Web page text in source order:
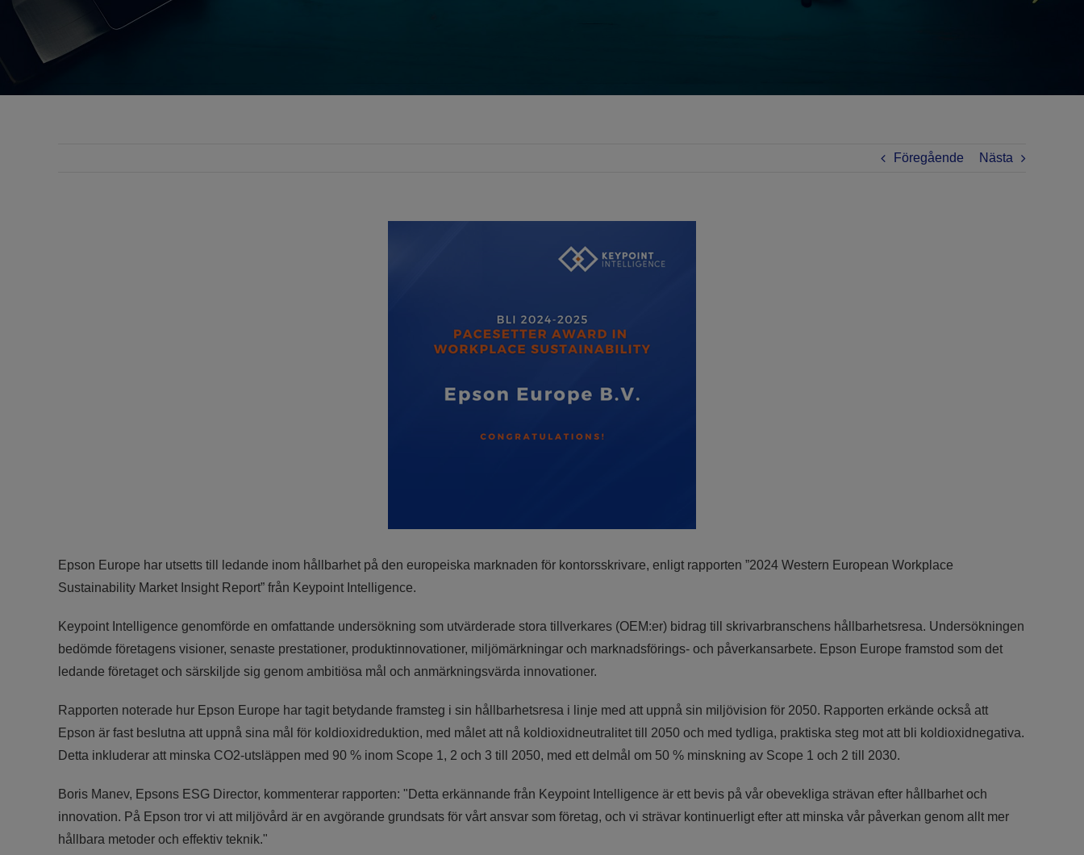
Föregående Nästa
Epson Europe har utsetts till ledande inom hållbarhet på den europeiska marknaden för kontorsskrivare, enligt rapporten ”2024 Western European Workplace
Sustainability Market Insight Report” från Keypoint Intelligence.
Keypoint Intelligence genomförde en omfattande undersökning som utvärderade stora tillverkares (OEM:er) bidrag till skrivarbranschens hållbarhetsresa. Undersökningen
bedömde företagens visioner, senaste prestationer, produktinnovationer, miljömärkningar och marknadsförings- och påverkansarbete. Epson Europe framstod som det
ledande företaget och särskiljde sig genom ambitiösa mål och anmärkningsvärda innovationer.
Rapporten noterade hur Epson Europe har tagit betydande framsteg i sin hållbarhetsresa i linje med att uppnå sin miljövision för 2050. Rapporten erkände också att
Epson är fast beslutna att uppnå sina mål för koldioxidreduktion, med målet att nå koldioxidneutralitet till 2050 och med tydliga, praktiska steg mot att bli koldioxidnegativa.
Detta inkluderar att minska CO2-utsläppen med 90 % inom Scope 1, 2 och 3 till 2050, med ett delmål om 50 % minskning av Scope 1 och 2 till 2030.
Boris Manev, Epsons ESG Director, kommenterar rapporten: "Detta erkännande från Keypoint Intelligence är ett bevis på vår obevekliga strävan efter hållbarhet och
innovation. På Epson tror vi att miljövård är en avgörande grundsats för vårt ansvar som företag, och vi strävar kontinuerligt efter att minska vår påverkan genom allt mer
hållbara metoder och effektiv teknik."